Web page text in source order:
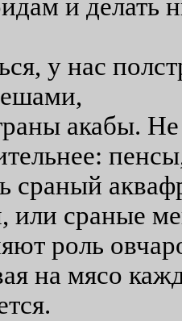
и делать
у нас
акабы.
сраный
или сраные
роль
на мясо